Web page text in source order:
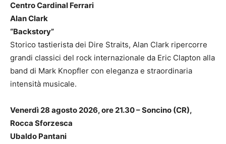
Centro Cardinal Ferrari
Alan Clark
“Backstory”
Storico tastierista dei Dire Straits, Alan Clark ripercorre
grandi classici del rock internazionale da Eric Clapton alla
band di Mark Knopfler con eleganza e straordinaria
intensità musicale.
Venerdì 28 agosto 2026, ore 21.30 – Soncino (CR),
Rocca Sforzesca
Ubaldo Pantani